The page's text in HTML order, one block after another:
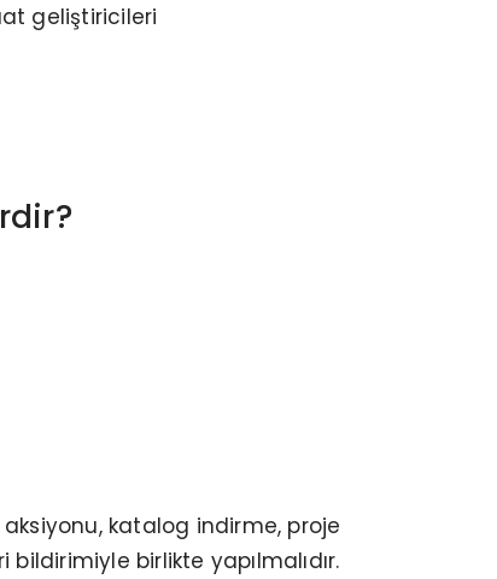
geliştiricileri
katalog indirme, proje
birlikte yapılmalıdır.